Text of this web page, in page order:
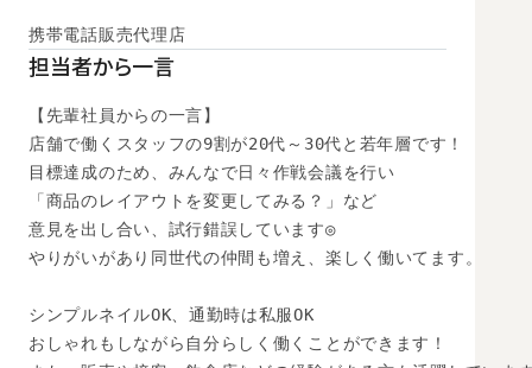
携帯電話販売代理店
担当者から一言
【先輩社員からの一言】
店舗で働くスタッフの9割が20代～30代と若年層です！
目標達成のため、みんなで日々作戦会議を行い
「商品のレイアウトを変更してみる？」など
意見を出し合い、試行錯誤しています◎
やりがいがあり同世代の仲間も増え、楽しく働いてます。
シンプルネイルOK、通勤時は私服OK
おしゃれもしながら自分らしく働くことができます！